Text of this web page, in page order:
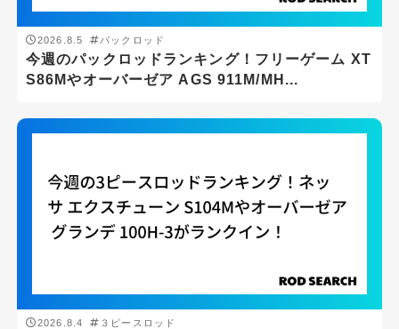
2026.8.5 パックロッド
今週のパックロッドランキング！フリーゲーム XT
S86Mやオーバーゼア AGS 911M/MH...
2026.8.4 ３ピースロッド